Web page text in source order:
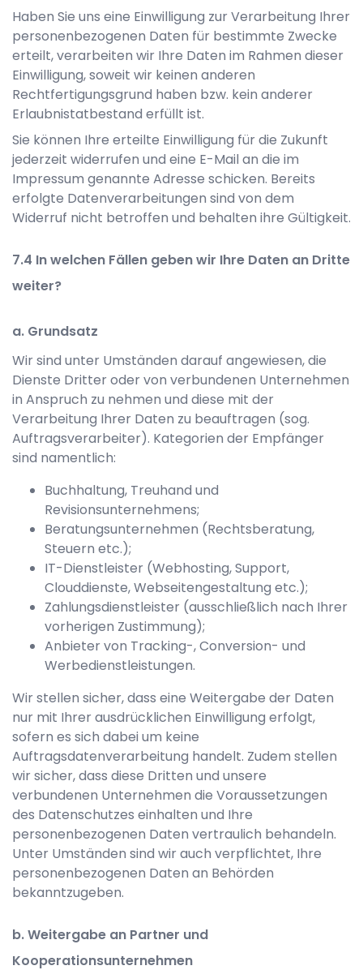
Haben Sie uns eine Einwilligung zur Verarbeitung Ihrer
personenbezogenen Daten für bestimmte Zwecke
erteilt, verarbeiten wir Ihre Daten im Rahmen dieser
Einwilligung, soweit wir keinen anderen
Rechtfertigungsgrund haben bzw. kein anderer
Erlaubnistatbestand erfüllt ist.
Sie können Ihre erteilte Einwilligung für die Zukunft
jederzeit widerrufen und eine E-Mail an die im
Impressum genannte Adresse schicken. Bereits
erfolgte Datenverarbeitungen sind von dem
Widerruf nicht betroffen und behalten ihre Gültigkeit.
In welchen Fällen geben wir Ihre Daten an Dritte
weiter?
a. Grundsatz
Wir sind unter Umständen darauf angewiesen, die
Dienste Dritter oder von verbundenen Unternehmen
in Anspruch zu nehmen und diese mit der
Verarbeitung Ihrer Daten zu beauftragen (sog.
Auftragsverarbeiter). Kategorien der Empfänger
sind namentlich:
Buchhaltung, Treuhand und
Revisionsunternehmens;
Beratungsunternehmen (Rechtsberatung,
Steuern etc.);
IT-Dienstleister (Webhosting, Support,
Clouddienste, Webseitengestaltung etc.);
Zahlungsdienstleister (ausschließlich nach Ihrer
vorherigen Zustimmung);
Anbieter von Tracking-, Conversion- und
Werbedienstleistungen.
Wir stellen sicher, dass eine Weitergabe der Daten
nur mit Ihrer ausdrücklichen Einwilligung erfolgt,
sofern es sich dabei um keine
Auftragsdatenverarbeitung handelt. Zudem stellen
wir sicher, dass diese Dritten und unsere
verbundenen Unternehmen die Voraussetzungen
des Datenschutzes einhalten und Ihre
personenbezogenen Daten vertraulich behandeln.
Unter Umständen sind wir auch verpflichtet, Ihre
personenbezogenen Daten an Behörden
bekanntzugeben.
b. Weitergabe an Partner und
Kooperationsunternehmen